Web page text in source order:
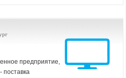
предприятие,
поставка